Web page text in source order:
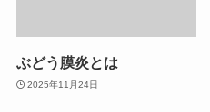
ぶどう膜炎とは
2025年11月24日